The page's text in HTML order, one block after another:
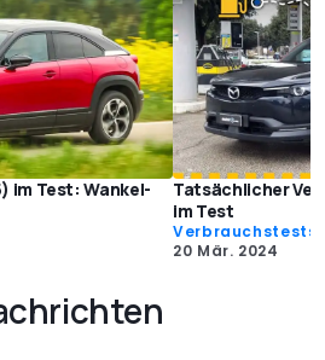
im Test: Wankel-
Tatsächlicher
im Test
Verbrauchstests
20 Mär. 2024